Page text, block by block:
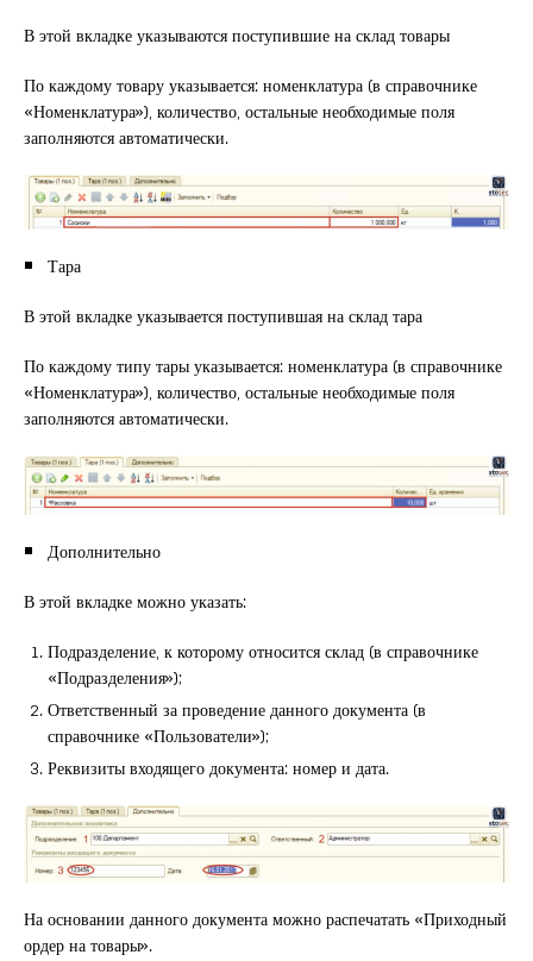
В этой вкладке указываются поступившие на склад товары
По каждому товару указывается: номенклатура (в справочнике
«Номенклатура»), количество, остальные необходимые поля
заполняются автоматически.
Тара
В этой вкладке указывается поступившая на склад тара
По каждому типу тары указывается: номенклатура (в справочнике
«Номенклатура»), количество, остальные необходимые поля
заполняются автоматически.
Дополнительно
В этой вкладке можно указать:
Подразделение, к которому относится склад (в справочнике
«Подразделения»);
Ответственный за проведение данного документа (в
справочнике «Пользователи»);
Реквизиты входящего документа: номер и дата.
На основании данного документа можно распечатать «Приходный
ордер на товары».